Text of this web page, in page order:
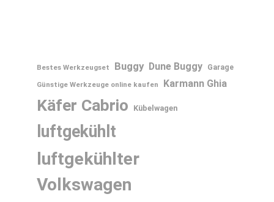
Bestes Werkzeugset Buggy Dune Buggy
Garage
Günstige Werkzeuge online kaufen
Karmann Ghia
Käfer Cabrio Kübelwagen
luftgekühlt
luftgekühlter
Volkswagen